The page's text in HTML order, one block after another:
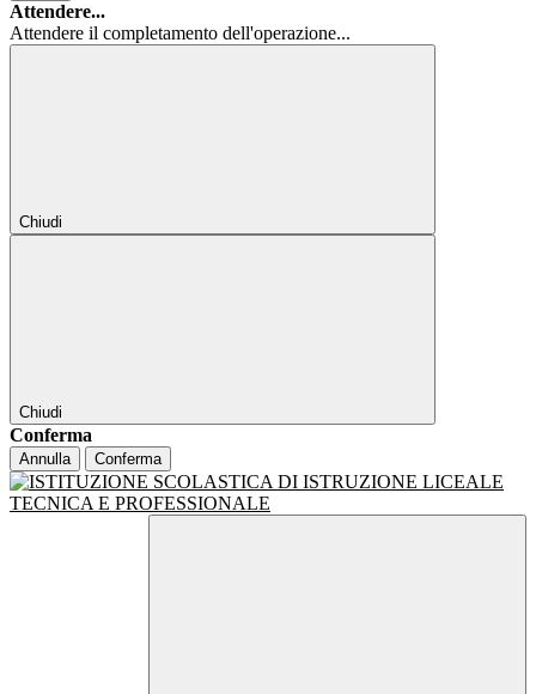
Attendere...
Attendere il completamento dell'operazione...
Chiudi
Chiudi
Conferma
Annulla Conferma